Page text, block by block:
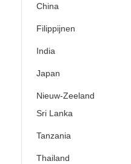
China
Filippijnen
India
Japan
Nieuw-Zeeland
Sri Lanka
Tanzania
Thailand